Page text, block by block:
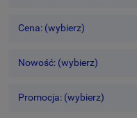
Cena: (wybierz)
Nowość: (wybierz)
Promocja: (wybierz)